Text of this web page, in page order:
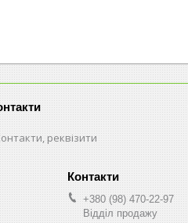
реквізити
+380 (98) 470-22-97
Відділ продажу